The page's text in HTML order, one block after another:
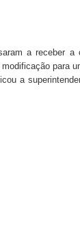
a receber
para
a